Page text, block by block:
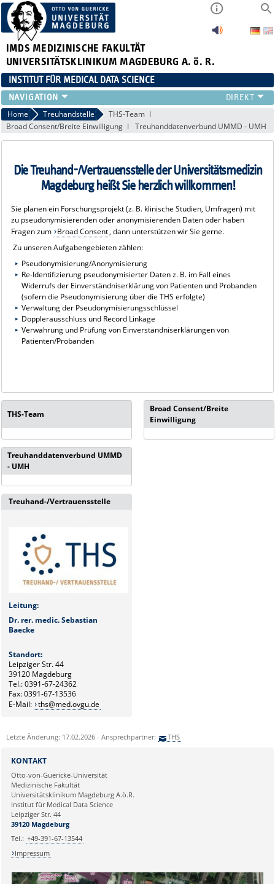
IMDS MEDIZINISCHE FAKULTÄT
UNIVERSITÄTSKLINIKUM MAGDEBURG A. ö. R.
INSTITUT FÜR MEDICAL DATA SCIENCE
FORSCHUNG
TEAM
PROJEKTE & PUBLIKATIONEN
ABSCHLUSSARBEITEN
CLINICIAN SCIENTISTS
TREUHANDSTELLE
Home Treuhandstelle
THS-Team
Broad Consent/Breite Einwilligung
Treuhanddatenverbund UMMD - UMH
Die Treuhand-/Vertrauensstelle der Universitätsmedizin
Magdeburg heißt Sie herzlich willkommen!
Sie planen ein Forschungsprojekt (z. B. klinische Studien, Umfragen) mit
zu pseudonymisierenden oder anonymisierenden Daten oder haben
Fragen zum Broad Consent, dann unterstützen wir Sie gerne.
Zu unseren Aufgabengebieten zählen:
Pseudonymisierung/Anonymisierung
Re-Identifizierung pseudonymisierter Daten z. B. im Fall eines
Widerrufs der Einverständniserklärung von Patienten und Probanden
(sofern die Pseudonymisierung über die THS erfolgte)
Verwaltung der Pseudonymisierungsschlüssel
Dopplerausschluss und Record Linkage
Verwahrung und Prüfung von Einverständniserklärungen von
Patienten/Probanden
THS-Team
Broad Consent/Breite
Einwilligung
Treuhanddatenverbund UMMD
- UMH
Treuhand-/Vertrauensstelle
Leitung:
Dr. rer. medic. Sebastian
Baecke
Standort:
Leipziger Str. 44
39120 Magdeburg
Tel.: 0391-67-24362
Fax: 0391-67-13536
E-Mail: ths@med.ovgu.de
Letzte Änderung: 17.02.2026 - Ansprechpartner: THS
KONTAKT
Otto-von-Guericke-Universität
Medizinische Fakultät
Universitätsklinikum Magdeburg A.ö.R.
Institut für Medical Data Science
Leipziger Str. 44
39120 Magdeburg
Tel.: +49-391-67-13544
Impressum